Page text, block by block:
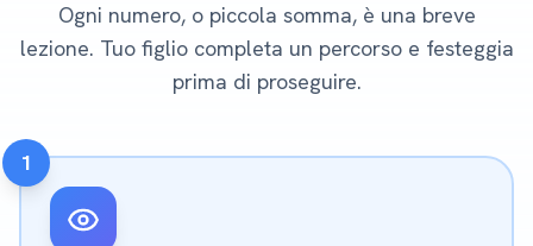
Ogni numero, o piccola somma, è una breve
lezione. Tuo figlio completa un percorso e festeggia
prima di proseguire.
1